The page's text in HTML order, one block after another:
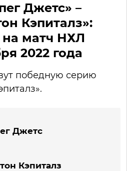
Джетс» –
Кэпиталз»:
на матч НХЛ
2022 года
победную серию
Джетс
Кэпиталз